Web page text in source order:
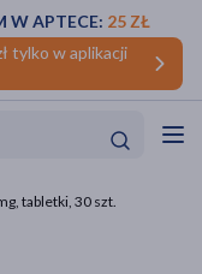
tylko w aplikacji
W APTECE: 25 ZŁ
tabletki, 30 szt.